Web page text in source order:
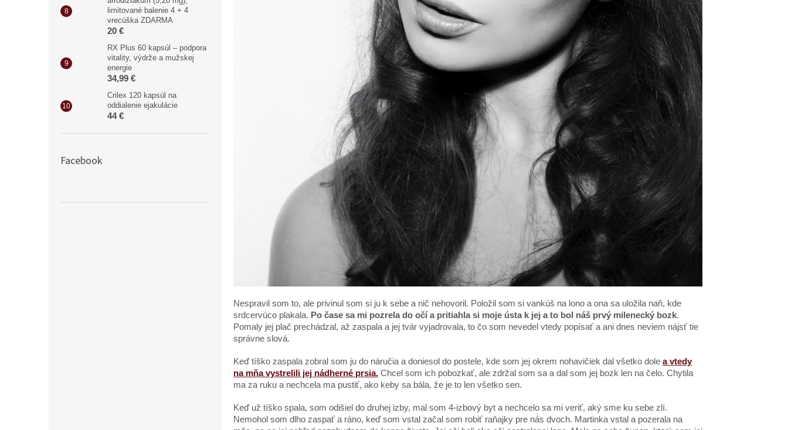
limitované balenie 4 + 4
vrecúška ZDARMA
20 €
RX Plus 60 kapsúl – podpora
vitality, výdrže a mužskej
energie
34,99 €
Crilex 120 kapsúl na
oddialenie ejakulácie
44 €
Facebook
Nespravil som to, ale privinul som si ju k sebe a nič nehovoril. Položil som si vankúš na lono a ona sa uložila naň, kde
srdcervúco plakala. Po čase sa mi pozrela do očí a pritiahla si moje ústa k jej a to bol náš prvý milenecký bozk.
Pomaly jej plač prechádzal, až zaspala a jej tvár vyjadrovala, to čo som nevedel vtedy popísať a ani dnes neviem nájsť tie
správne slová.
Keď tíško zaspala zobral som ju do náručia a doniesol do postele, kde som jej okrem nohavičiek dal všetko dole a vtedy
na mňa vystrelili jej nádherné prsia. Chcel som ich pobozkať, ale zdržal som sa a dal som jej bozk len na čelo. Chytila
ma za ruku a nechcela ma pustiť, ako keby sa bála, že je to len všetko sen.
Keď už tíško spala, som odišiel do druhej izby, mal som 4-izbový byt a nechcelo sa mi veriť, aký sme ku sebe zlí.
Nemohol som dlho zaspať a ráno, keď som vstal začal som robiť raňajky pre nás dvoch. Martinka vstal a pozerala na